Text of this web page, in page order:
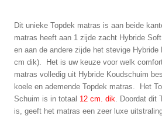
Dit unieke Topdek matras is aan beide
matras heeft aan 1 zijde zacht Hybride
en aan de andere zijde het stevige
cm dik). Het is uw keuze voor welk
matras volledig uit Hybride Koudschuim
koele en ademende Topdek matras. Het
Schuim is in totaal 12 cm. dik . Doordat dit
is, geeft het matras een zeer luxe